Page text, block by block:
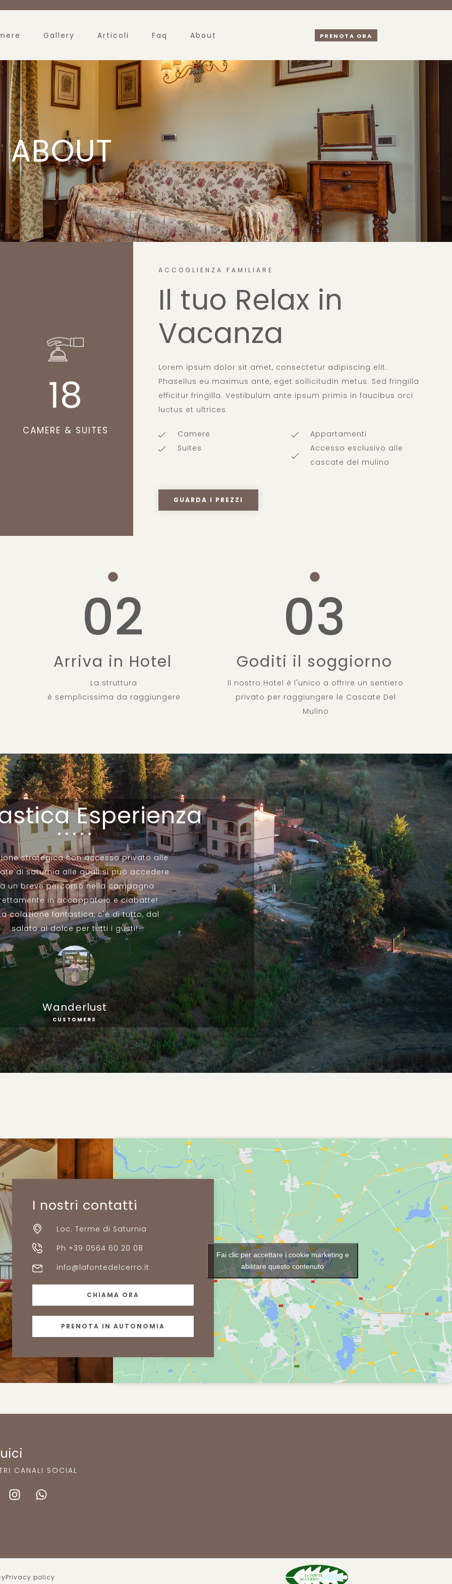
Gallery Articoli Faq About PRENOTA ORA
ABOUT
CAMERE & SUITES
18
ACCOGLIENZA FAMILIARE
Il tuo Relax in
Vacanza
Lorem ipsum dolor sit amet, consectetur adipiscing elit.
Phasellus eu maximus ante, eget sollicitudin metus. Sed fringilla
efficitur fringilla. Vestibulum ante ipsum primis in faucibus orci
luctus et ultrices​
Camere
Suites
Appartamenti
Accesso esclusivo alle
cascate del mulino
GUARDA I PREZZI
02
Arriva in Hotel
La struttura
è semplicissima da raggiungere
03
Goditi il soggiorno
Il nostro Hotel è l'unico a offrire un sentiero
privato per raggiungere le Cascate Del
Mulino
Esperienza
☆ ☆ ☆ ☆ ☆
strategica con accesso privato alle
di saturnia alle quali si può accedere
un breve percorso nella campagna
in accappatoio e ciabatte!
colazione fantastica, c'è di tutto, dal
salato al dolce per tutti i gusti!
Wanderlust
CUSTOMERS
Fai clic per accettare i cookie marketing e
abilitare questo contenuto
I nostri contatti
Loc. Terme di Saturnia
Ph +39 0564 60 20 08
info@lafontedelcerro.it
CHIAMA ORA
PRENOTA IN AUTONOMIA
CANALI SOCIAL
Privacy policy